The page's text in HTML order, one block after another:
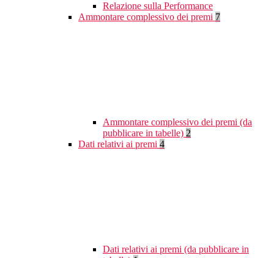
Relazione sulla Performance
Ammontare complessivo dei premi 7
Ammontare complessivo dei premi (da
pubblicare in tabelle) 2
Dati relativi ai premi 4
Dati relativi ai premi (da pubblicare in